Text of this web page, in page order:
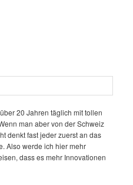
20 Jahren täglich mit tollen
man aber von der Schweiz
denkt fast jeder zuerst an das
Also werde ich hier mehr
dass es mehr Innovationen